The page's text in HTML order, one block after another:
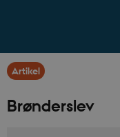
Artikel
Brønderslev